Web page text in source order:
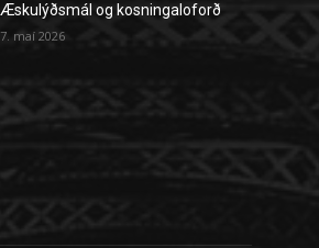
Æskulýðsmál og kosningaloforð
7. maí 2026